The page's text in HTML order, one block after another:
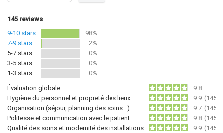
145 reviews
9-10 stars
98%
7-9 stars
2%
5-7 stars
0%
3-5 stars
0%
1-3 stars
0%
Évaluation globale
9.8
Hygiène du personnel et propreté des lieux
9.9 (145)
Organisation (séjour, planning des soins…)
9.7 (145)
Politesse et communication avec le patient
9.8 (145)
Qualité des soins et modernité des installations
9.9 (145)